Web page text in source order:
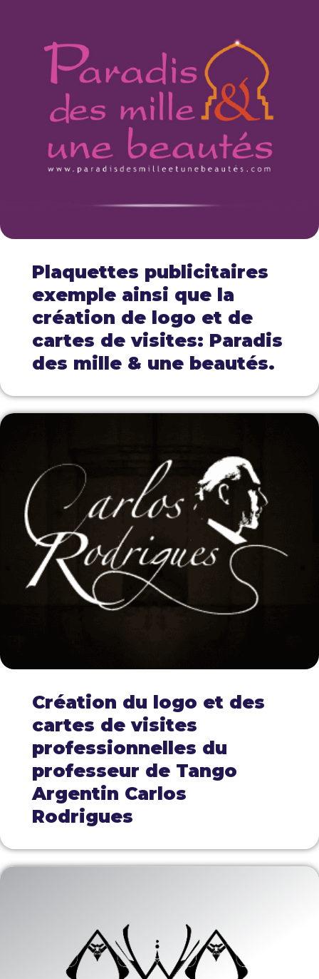
Plaquettes publicitaires
exemple ainsi que la
création de logo et de
cartes de visites: Paradis
des mille & une beautés.
Création du logo et des
cartes de visites
professionnelles du
professeur de Tango
Argentin Carlos
Rodrigues